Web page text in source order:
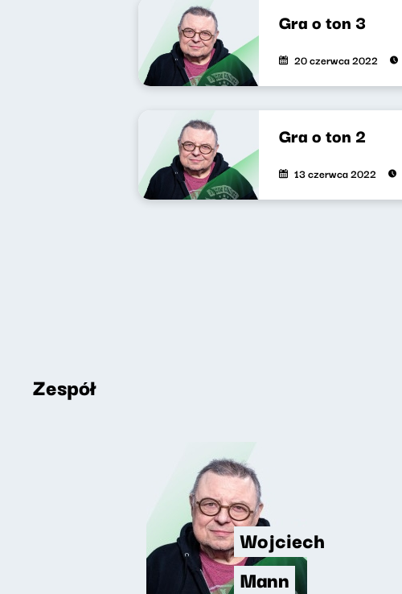
Gra o ton 3
20 czerwca 2022
Gra o ton 2
13 czerwca 2022
Zespół
Wojciech
Mann